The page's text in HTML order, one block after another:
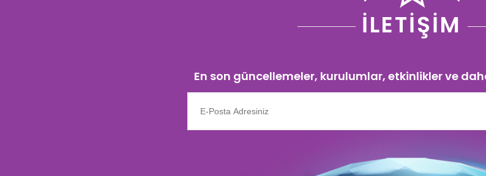
İLETİŞİM
En son güncellemeler, kurulumlar, etkinlikler ve